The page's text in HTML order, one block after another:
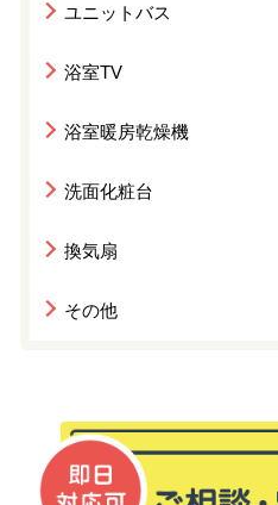
ユニットバス
浴室TV
浴室暖房乾燥機
洗面化粧台
換気扇
その他